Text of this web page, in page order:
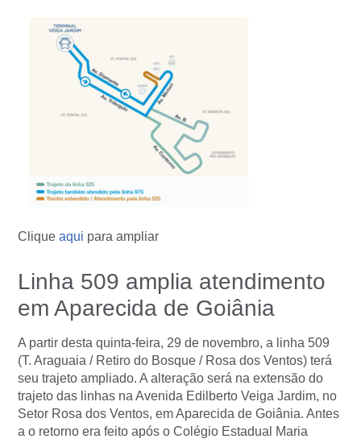
Clique aqui para ampliar
Linha 509 amplia atendimento
em Aparecida de Goiânia
A partir desta quinta-feira, 29 de novembro, a linha 509
(T. Araguaia / Retiro do Bosque / Rosa dos Ventos) terá
seu trajeto ampliado. A alteração será na extensão do
trajeto das linhas na Avenida Edilberto Veiga Jardim, no
Setor Rosa dos Ventos, em Aparecida de Goiânia. Antes
a o retorno era feito após o Colégio Estadual Maria